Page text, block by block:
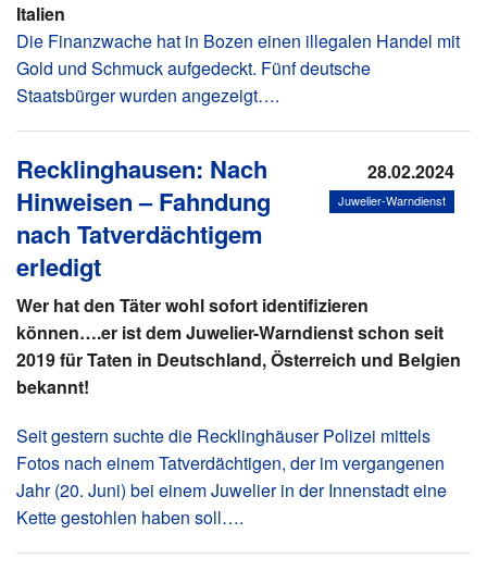
Italien
Die Finanzwache hat in Bozen einen illegalen Handel mit
Gold und Schmuck aufgedeckt. Fünf deutsche
Staatsbürger wurden angezeigt….
28.02.2024
Juwelier-Warndienst
Recklinghausen: Nach
Hinweisen – Fahndung
nach Tatverdächtigem
erledigt
Wer hat den Täter wohl sofort identifizieren
können….er ist dem Juwelier-Warndienst schon seit
2019 für Taten in Deutschland, Österreich und Belgien
bekannt!
Seit gestern suchte die Recklinghäuser Polizei mittels
Fotos nach einem Tatverdächtigen, der im vergangenen
Jahr (20. Juni) bei einem Juwelier in der Innenstadt eine
Kette gestohlen haben soll….